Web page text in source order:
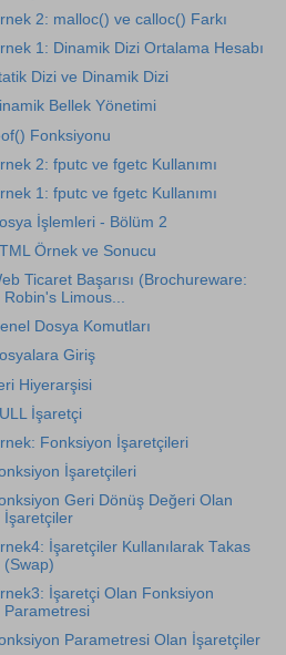
2: malloc() ve calloc() Farkı
1: Dinamik Dizi Ortalama Hesabı
Dizi ve Dinamik Dizi
Bellek Yönetimi
Fonksiyonu
2: fputc ve fgetc Kullanımı
1: fputc ve fgetc Kullanımı
İşlemleri - Bölüm 2
Örnek ve Sonucu
Ticaret Başarısı (Brochureware:
Robin's Limous...
Dosya Komutları
Giriş
Hiyerarşisi
İşaretçi
Fonksiyon İşaretçileri
İşaretçileri
Geri Dönüş Değeri Olan
İşaretçiler
İşaretçiler Kullanılarak Takas
(Swap)
İşaretçi Olan Fonksiyon
Parametresi
Parametresi Olan İşaretçiler